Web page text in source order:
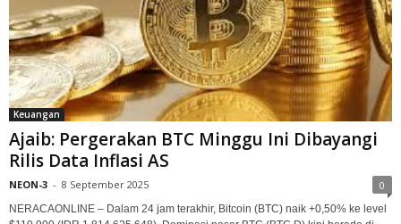
Keuangan
Ajaib: Pergerakan BTC Minggu Ini Dibayangi
Rilis Data Inflasi AS
NEON-3 - 8 September 2025 0
NERACAONLINE – Dalam 24 jam terakhir, Bitcoin (BTC) naik +0,50% ke level